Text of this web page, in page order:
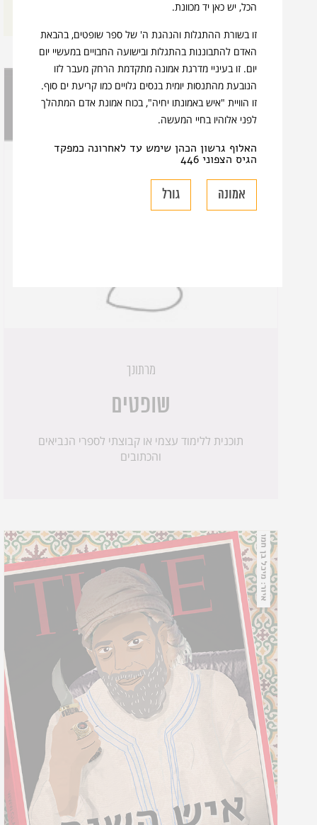
מרתונך
שופטים
תוכנית ללימוד עצמי או קבוצתי לספרי הנביאים
והכתובים
הכל, יש כאן יד מכוונת.
זו בשורת ההתגלות והנהגת ה' של ספר שופטים, בהבאת
האדם להתבוננות בהתגלות ובישועה החבויים במעשיי יום
יום. זו בעיניי מדרגת אמונה מתקדמת הרחק מעבר לזו
הנובעת מהתנסות יומית בנסים גלויים כמו קריעת ים סוף.
זו הוויית "איש באמונתו יחיה", בכוח אמונת אדם המתהלך
לפני אלוהיו בחיי המעשה.
האלוף גרשון הכהן שימש עד לאחרונה כמפקד
הגיס הצפוני 446
אמונה גורל